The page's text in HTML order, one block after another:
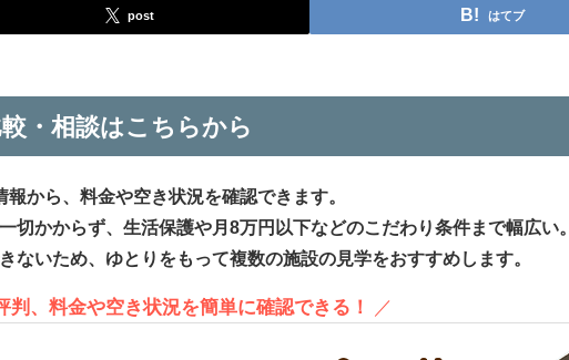
post はてブ
・相談はこちらから
から、料金や空き状況を確認できます。
切かからず、生活保護や月8万円以下などのこだわり条件まで幅広い。
ないため、ゆとりをもって複数の施設の見学をおすすめします。
判、料金や空き状況を簡単に確認できる！ ／